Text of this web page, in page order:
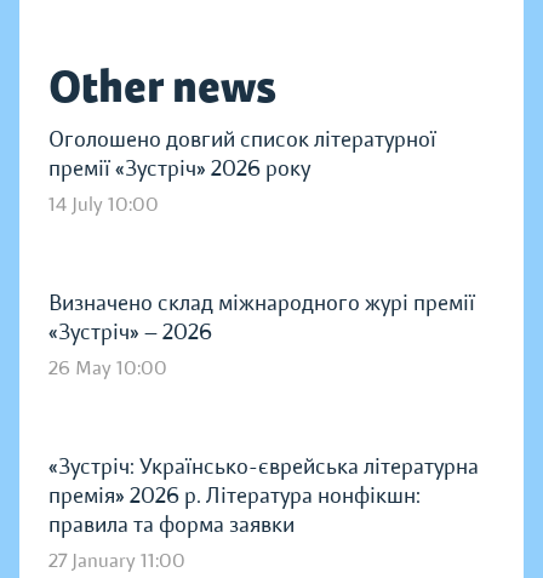
Other news
Оголошено довгий список літературної
премії «Зустріч» 2026 року
14 July 10:00
Визначено склад міжнародного журі премії
«Зустріч» — 2026
26 May 10:00
«Зустріч: Українсько-єврейська літературна
премія» 2026 р. Література нонфікшн:
правила та форма заявки
27 January 11:00